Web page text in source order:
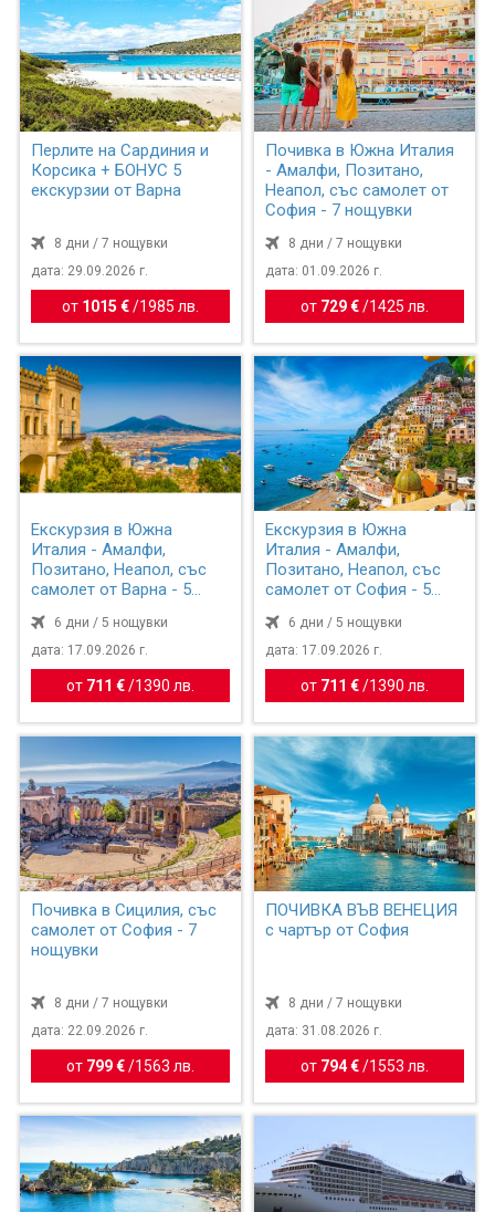
Перлите на Сардиния и
Корсика + БОНУС 5
екскурзии от Варна
8 дни / 7 нощувки
дата: 29.09.2026 г.
от 1015 € / 1985 лв.
Почивка в Южна Италия
- Амалфи, Позитано,
Неапол, със самолет от
София - 7 нощувки
8 дни / 7 нощувки
дата: 01.09.2026 г.
от 729 €/ 1425 лв.
Екскурзия в Южна
Италия - Амалфи,
Позитано, Неапол, със
самолет от Варна - 5
6 дни / 5 нощувки
дата: 17.09.2026 г.
от 711 € / 1390 лв.
Екскурзия в Южна
Италия - Амалфи,
Позитано, Неапол, със
самолет от София - 5
6 дни / 5 нощувки
дата: 17.09.2026 г.
от 711 €/ 1390 лв.
Почивка в Сицилия, със
самолет от София - 7
нощувки
8 дни / 7 нощувки
дата: 22.09.2026 г.
от 799 € / 1563 лв.
ПОЧИВКА ВЪВ ВЕНЕЦИЯ
с чартър от София
8 дни / 7 нощувки
дата: 31.08.2026 г.
от 794 €/ 1553 лв.